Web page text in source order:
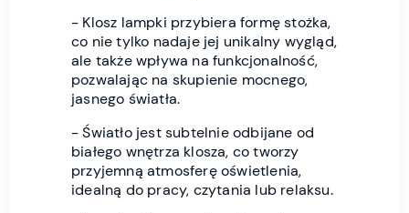
- Klosz lampki przybiera formę stożka,
co nie tylko nadaje jej unikalny wygląd,
ale także wpływa na funkcjonalność,
pozwalając na skupienie mocnego,
jasnego światła.
- Światło jest subtelnie odbijane od
białego wnętrza klosza, co tworzy
przyjemną atmosferę oświetlenia,
idealną do pracy, czytania lub relaksu.